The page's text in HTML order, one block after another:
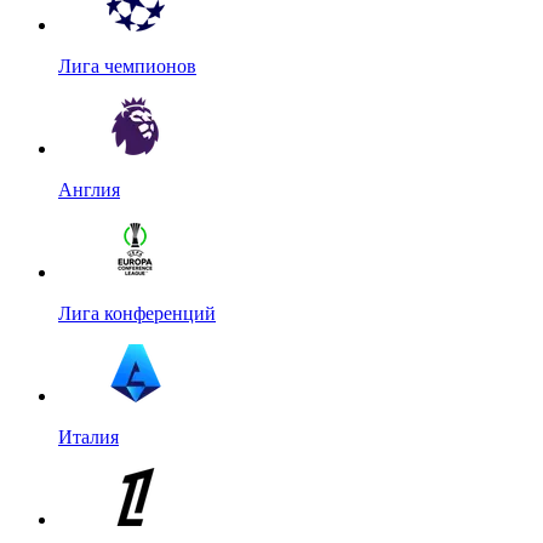
Лига чемпионов
Англия
Лига конференций
Италия